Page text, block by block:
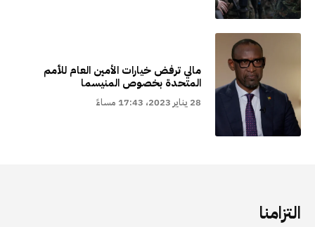
مالي ترفض خيارات الأمين العام للأمم
المتحدة بخصوص المنيسما
28 يناير 2023، 17:43 مساءً
التزامنا